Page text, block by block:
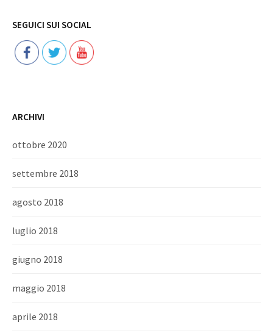
SEGUICI SUI SOCIAL
ARCHIVI
ottobre 2020
settembre 2018
agosto 2018
luglio 2018
giugno 2018
maggio 2018
aprile 2018